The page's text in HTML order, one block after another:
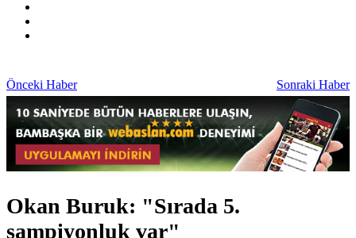
Önceki Haber Sonraki Haber
Okan Buruk: "Sırada 5.
şampiyonluk var"